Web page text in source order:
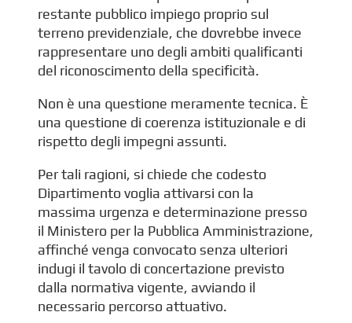
restante pubblico impiego proprio sul
terreno previdenziale, che dovrebbe invece
rappresentare uno degli ambiti qualificanti
del riconoscimento della specificità.
Non è una questione meramente tecnica. È
una questione di coerenza istituzionale e di
rispetto degli impegni assunti.
Per tali ragioni, si chiede che codesto
Dipartimento voglia attivarsi con la
massima urgenza e determinazione presso
il Ministero per la Pubblica Amministrazione,
affinché venga convocato senza ulteriori
indugi il tavolo di concertazione previsto
dalla normativa vigente, avviando il
necessario percorso attuativo.